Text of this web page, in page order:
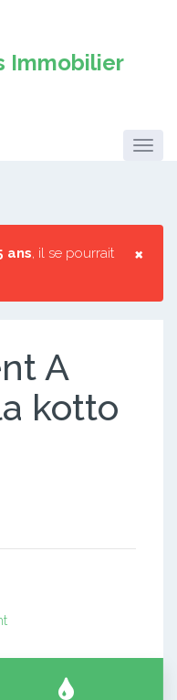
×
ans, il se pourrait
A
kotto